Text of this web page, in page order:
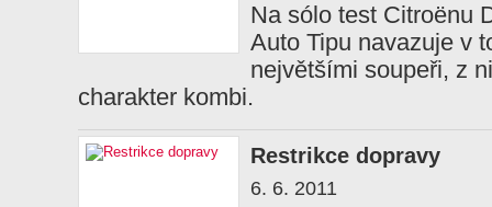
Na sólo test Citroënu
Auto Tipu navazuje v
největšími soupeři, z
charakter kombi.
Restrikce dopravy
6. 6. 2011